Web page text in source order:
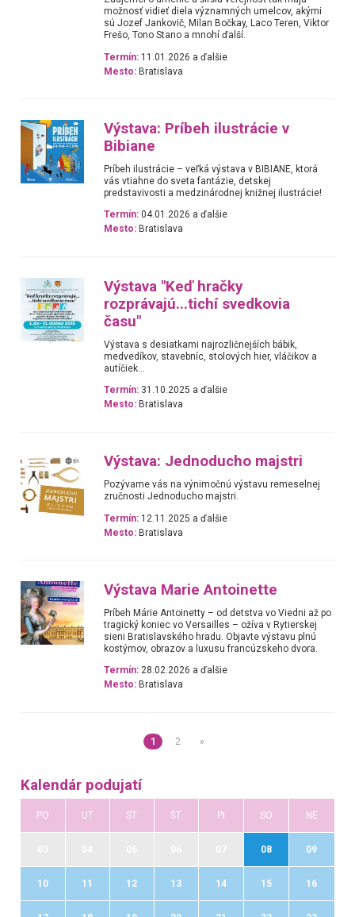
možnosť vidieť diela významných umelcov, akými
sú Jozef Jankovič, Milan Bočkay, Laco Teren, Viktor
Frešo, Tono Stano a mnohí ďalší.
Termín: 11.01.2026 a ďalšie
Mesto: Bratislava
Výstava: Príbeh ilustrácie v
Bibiane
Príbeh ilustrácie – veľká výstava v BIBIANE, ktorá
vás vtiahne do sveta fantázie, detskej
predstavivosti a medzinárodnej knižnej ilustrácie!
Termín: 04.01.2026 a ďalšie
Mesto: Bratislava
Výstava "Keď hračky
rozprávajú...tichí svedkovia
času"
Výstava s desiatkami najrozličnejších bábik,
medvedíkov, stavebníc, stolových hier, vláčikov a
autíčiek...
Termín: 31.10.2025 a ďalšie
Mesto: Bratislava
Výstava: Jednoducho majstri
Pozývame vás na výnimočnú výstavu remeselnej
zručnosti Jednoducho majstri.
Termín: 12.11.2025 a ďalšie
Mesto: Bratislava
Výstava Marie Antoinette
Príbeh Márie Antoinetty – od detstva vo Viedni až po
tragický koniec vo Versailles – ožíva v Rytierskej
sieni Bratislavského hradu. Objavte výstavu plnú
kostýmov, obrazov a luxusu francúzskeho dvora.
Termín: 28.02.2026 a ďalšie
Mesto: Bratislava
1 2 »
Kalendár podujatí
PO UT ST ŠT PI SO NE
08 09
10 11 12 13 14 15 16